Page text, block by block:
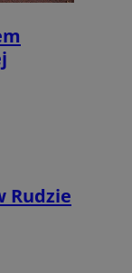
Rudzie